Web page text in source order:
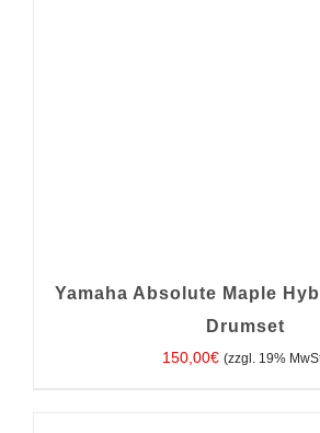
Yamaha Absolute Maple
Drumset
150,00€ (zzgl. 19%